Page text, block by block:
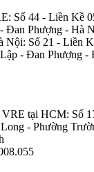
Số 44 - Liền Kề
Đan Phượng - Hà
Nội: Số 21 - Liền
- Đan Phượng -
tại HCM: Số
- Phường